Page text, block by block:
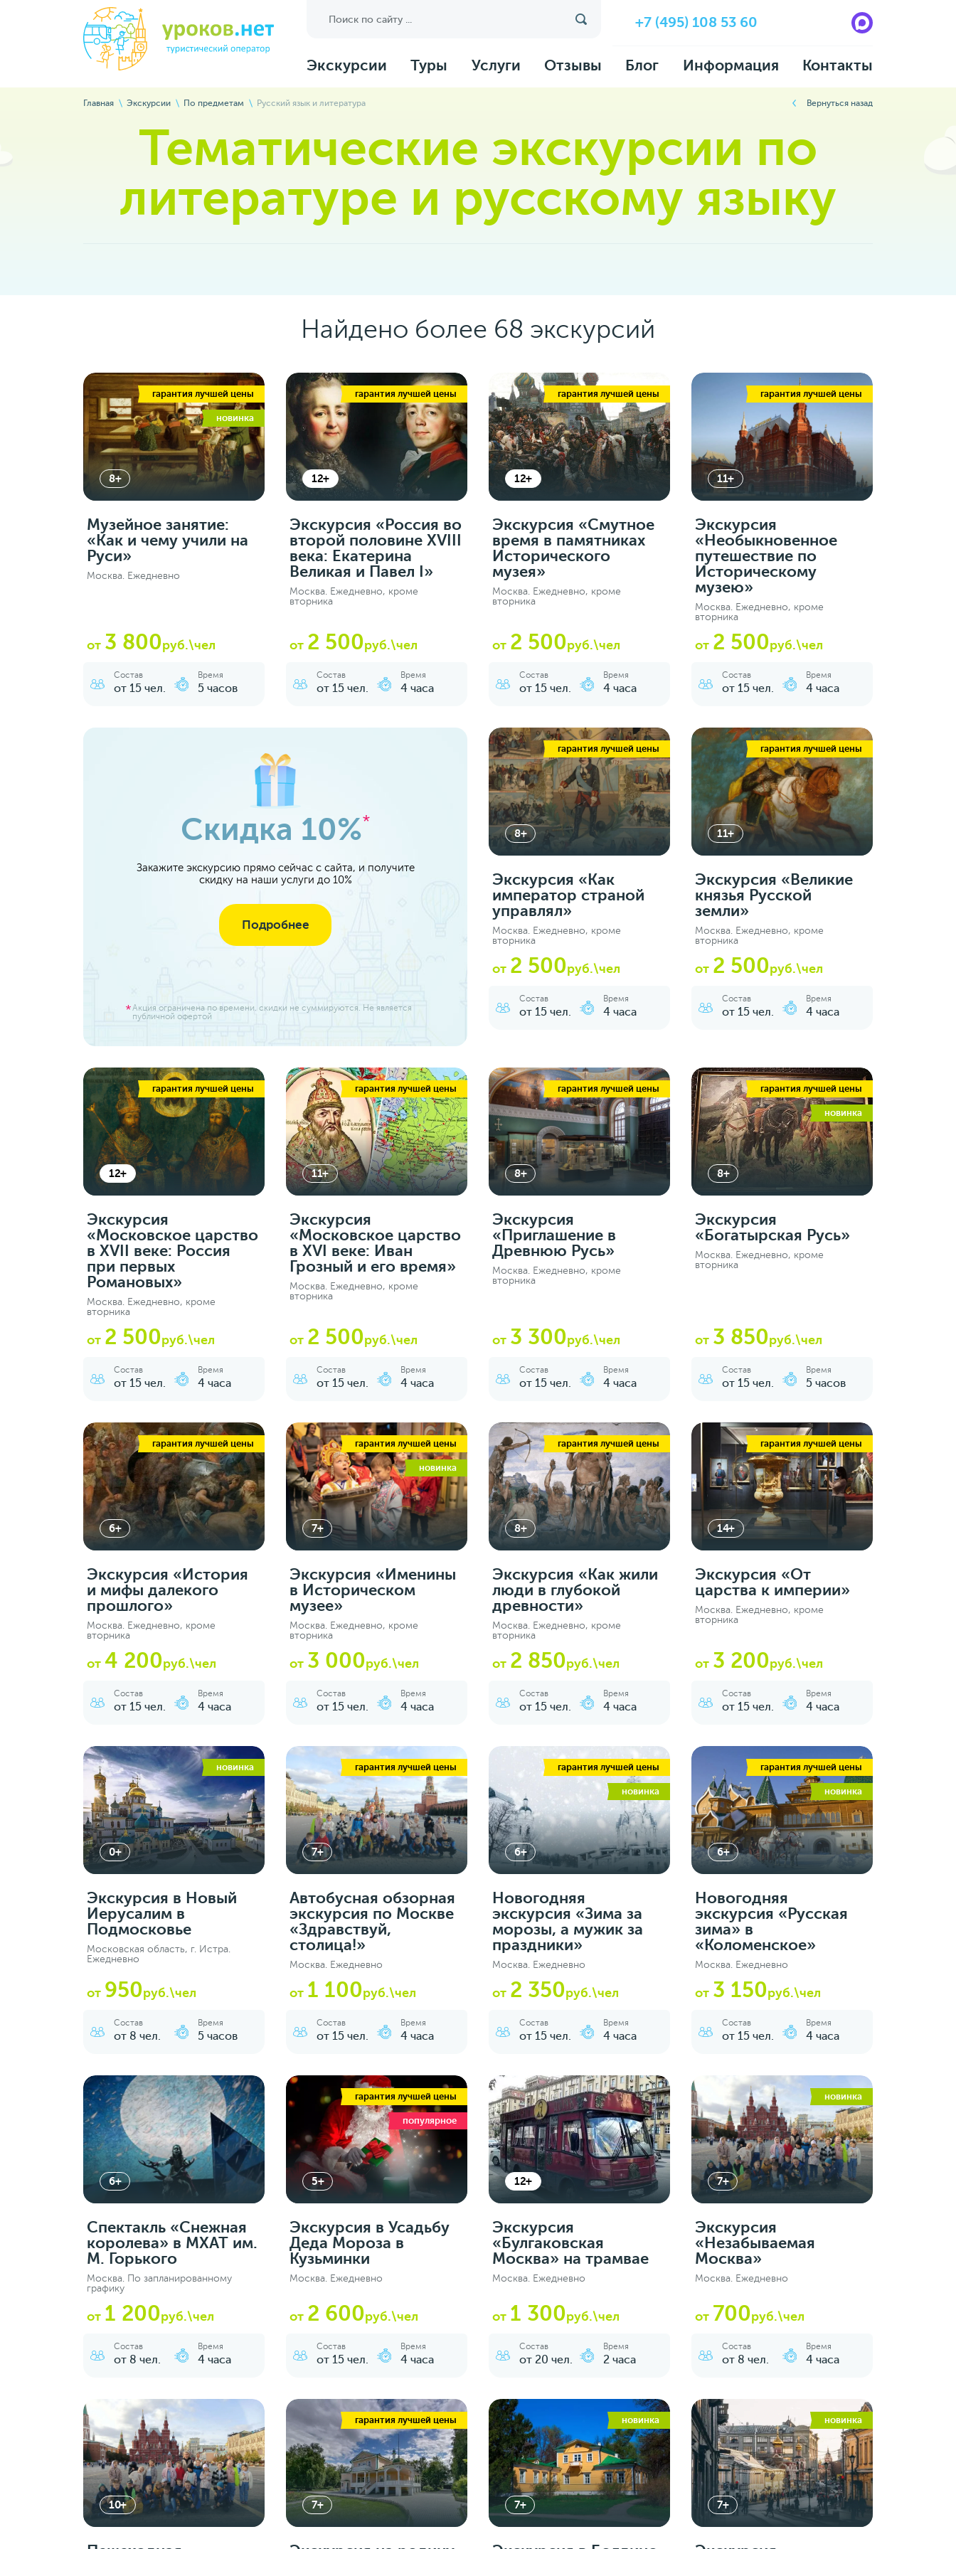
+7 (495) 108 53 60
Экскурсии Туры Услуги Отзывы Блог Информация Контакты
Главная Экскурсии По предметам Русский язык и литература Вернуться назад
Тематические экскурсии по
литературе и русскому языку
Найдено более 68 экскурсий
гарантия лучшей цены
новинка
8+
Музейное занятие:
«Как и чему учили на
Руси»
Москва. Ежедневно
от 3 800руб.\чел
Состав
от 15 чел.
Время
5 часов
гарантия лучшей цены
12+
Экскурсия «Россия во
второй половине XVIII
века: Екатерина
Великая и Павел I»
Москва. Ежедневно, кроме
вторника
от 2 500руб.\чел
Состав
от 15 чел.
Время
4 часа
гарантия лучшей цены
12+
Экскурсия «Смутное
время в памятниках
Исторического
музея»
Москва. Ежедневно, кроме
вторника
от 2 500руб.\чел
Состав
от 15 чел.
Время
4 часа
гарантия лучшей цены
11+
Экскурсия
«Необыкновенное
путешествие по
Историческому
музею»
Москва. Ежедневно, кроме
вторника
от 2 500руб.\чел
Состав
от 15 чел.
Время
4 часа
Скидка 10%*
Закажите экскурсию прямо сейчас с сайта, и получите
скидку на наши услуги до 10%
Подробнее
Акция ограничена по времени. скидки не суммируются. Не является
публичной офертой
гарантия лучшей цены
8+
Экскурсия «Как
император страной
управлял»
Москва. Ежедневно, кроме
вторника
от 2 500руб.\чел
Состав
от 15 чел.
Время
4 часа
гарантия лучшей цены
11+
Экскурсия «Великие
князья Русской
земли»
Москва. Ежедневно, кроме
вторника
от 2 500руб.\чел
Состав
от 15 чел.
Время
4 часа
гарантия лучшей цены
12+
Экскурсия
«Московское царство
в XVII веке: Россия
при первых
Романовых»
Москва. Ежедневно, кроме
вторника
от 2 500руб.\чел
Состав
от 15 чел.
Время
4 часа
гарантия лучшей цены
11+
Экскурсия
«Московское царство
в XVI веке: Иван
Грозный и его время»
Москва. Ежедневно, кроме
вторника
от 2 500руб.\чел
Состав
от 15 чел.
Время
4 часа
гарантия лучшей цены
8+
Экскурсия
«Приглашение в
Древнюю Русь»
Москва. Ежедневно, кроме
вторника
от 3 300руб.\чел
Состав
от 15 чел.
Время
4 часа
гарантия лучшей цены
новинка
8+
Экскурсия
«Богатырская Русь»
Москва. Ежедневно, кроме
вторника
от 3 850руб.\чел
Состав
от 15 чел.
Время
5 часов
гарантия лучшей цены
6+
Экскурсия «‎История
и мифы далекого
прошлого»
Москва. Ежедневно, кроме
вторника
от 4 200руб.\чел
Состав
от 15 чел.
Время
4 часа
гарантия лучшей цены
новинка
7+
Экскурсия «‎Именины
в Историческом
музее»
Москва. Ежедневно, кроме
вторника
от 3 000руб.\чел
Состав
от 15 чел.
Время
4 часа
гарантия лучшей цены
8+
Экскурсия «‎Как жили
люди в глубокой
древности»
Москва. Ежедневно, кроме
вторника
от 2 850руб.\чел
Состав
от 15 чел.
Время
4 часа
гарантия лучшей цены
14+
Экскурсия «‎От
царства к империи»
Москва. Ежедневно, кроме
вторника
от 3 200руб.\чел
Состав
от 15 чел.
Время
4 часа
новинка
0+
Экскурсия в Новый
Иерусалим в
Подмосковье
Московская область, г. Истра.
Ежедневно
от 950руб.\чел
Состав
от 8 чел.
Время
5 часов
гарантия лучшей цены
7+
Автобусная обзорная
экскурсия по Москве
«Здравствуй,
столица!»
Москва. Ежедневно
от 1 100руб.\чел
Состав
от 15 чел.
Время
4 часа
гарантия лучшей цены
новинка
6+
Новогодняя
экскурсия «Зима за
морозы, а мужик за
праздники»
Москва. Ежедневно
от 2 350руб.\чел
Состав
от 15 чел.
Время
4 часа
гарантия лучшей цены
новинка
6+
Новогодняя
экскурсия «Русская
зима» в
«Коломенское»
Москва. Ежедневно
от 3 150руб.\чел
Состав
от 15 чел.
Время
4 часа
6+
Спектакль «Снежная
королева» в МХАТ им.
М. Горького
Москва. По запланированному
графику
от 1 200руб.\чел
Состав
от 8 чел.
Время
4 часа
гарантия лучшей цены
популярное
5+
Экскурсия в Усадьбу
Деда Мороза в
Кузьминки
Москва. Ежедневно
от 2 600руб.\чел
Состав
от 15 чел.
Время
4 часа
12+
Экскурсия
«Булгаковская
Москва» на трамвае
Москва. Ежедневно
от 1 300руб.\чел
Состав
от 20 чел.
Время
2 часа
новинка
7+
Экскурсия
«Незабываемая
Москва»
Москва. Ежедневно
от 700руб.\чел
Состав
от 8 чел.
Время
4 часа
10+
гарантия лучшей цены
7+
новинка
7+
новинка
7+